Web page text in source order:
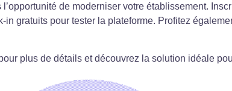
l’opportunité de moderniser votre établissement.
in gratuits pour tester la plateforme. Profitez
plus de détails et découvrez la solution idéale